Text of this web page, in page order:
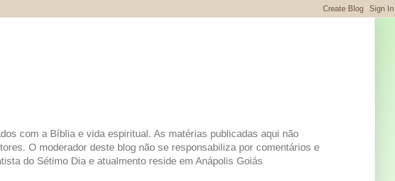
com a Bíblia e vida espiritual. As matérias publicadas aqui não
O moderador deste blog não se responsabiliza por comentários e
do Sétimo Dia e atualmento reside em Anápolis Goiás